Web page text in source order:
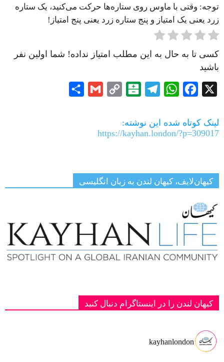
توجه: وقتی با ماوس روی ستاره‌ها حرکت می‌کنید، یک ستاره
زرد یعنی یک امتیاز و پنج ستاره زرد یعنی پنج امتیاز!
کسی تا به حال به این مطلب امتیاز نداده! شما اولین نفر
باشید
X
Facebook
WhatsApp
Telegram
Balatarin
Copy
Gmail
لینک کوتاه شده این نوشته:
https://kayhan.london/?p=309017
کیهان‌لایف، کیهان لندن به زبان انگلیسی
کیهان لندن را در اینستاگرام دنبال کنید
kayhanlondon